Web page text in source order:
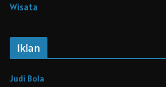
Wisata
Iklan
Judi Bola